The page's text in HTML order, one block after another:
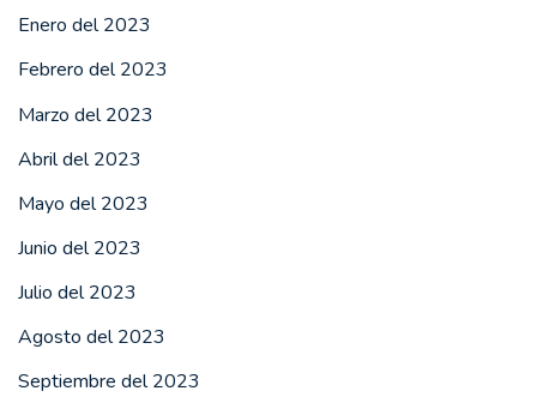
Enero del 2023
Febrero del 2023
Marzo del 2023
Abril del 2023
Mayo del 2023
Junio del 2023
Julio del 2023
Agosto del 2023
Septiembre del 2023